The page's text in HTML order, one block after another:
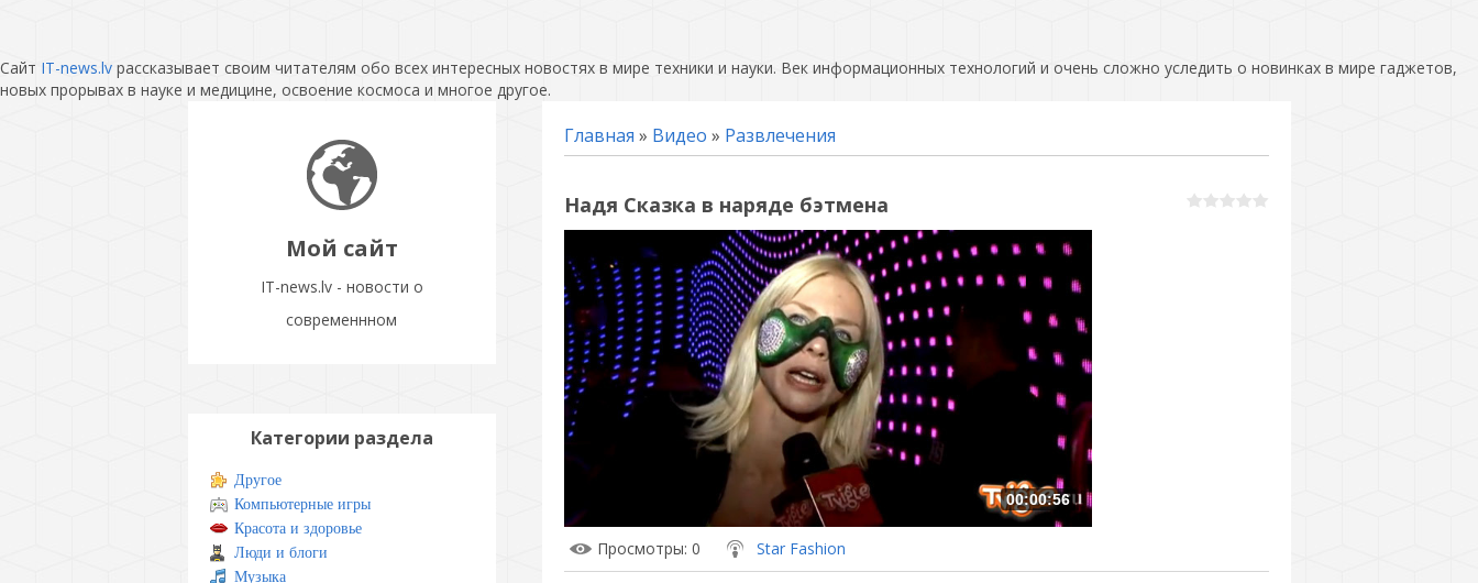
Сайт IT-news.lv рассказывает своим читателям обо всех интересных новостях в мире техники и науки. Век информационных технологий и очень сложно уследить о новинках в мире гаджетов,
новых прорывах в науке и медицине, освоение космоса и многое другое.
Мой сайт
IT-news.lv - новости о
современнном
Главная » Видео » Развлечения
Надя Сказка в наряде бэтмена
00:00:56
Просмотры: 0 Star Fashion
Категории раздела
Другое
Компьютерные игры
Красота и здоровье
Люди и блоги
Музыка